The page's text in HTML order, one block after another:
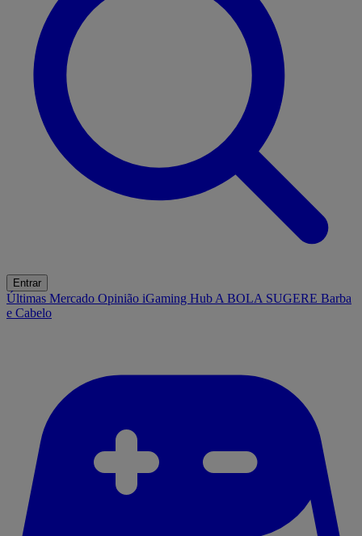
Entrar
Últimas Mercado Opinião iGaming Hub A BOLA SUGERE Barba
e Cabelo